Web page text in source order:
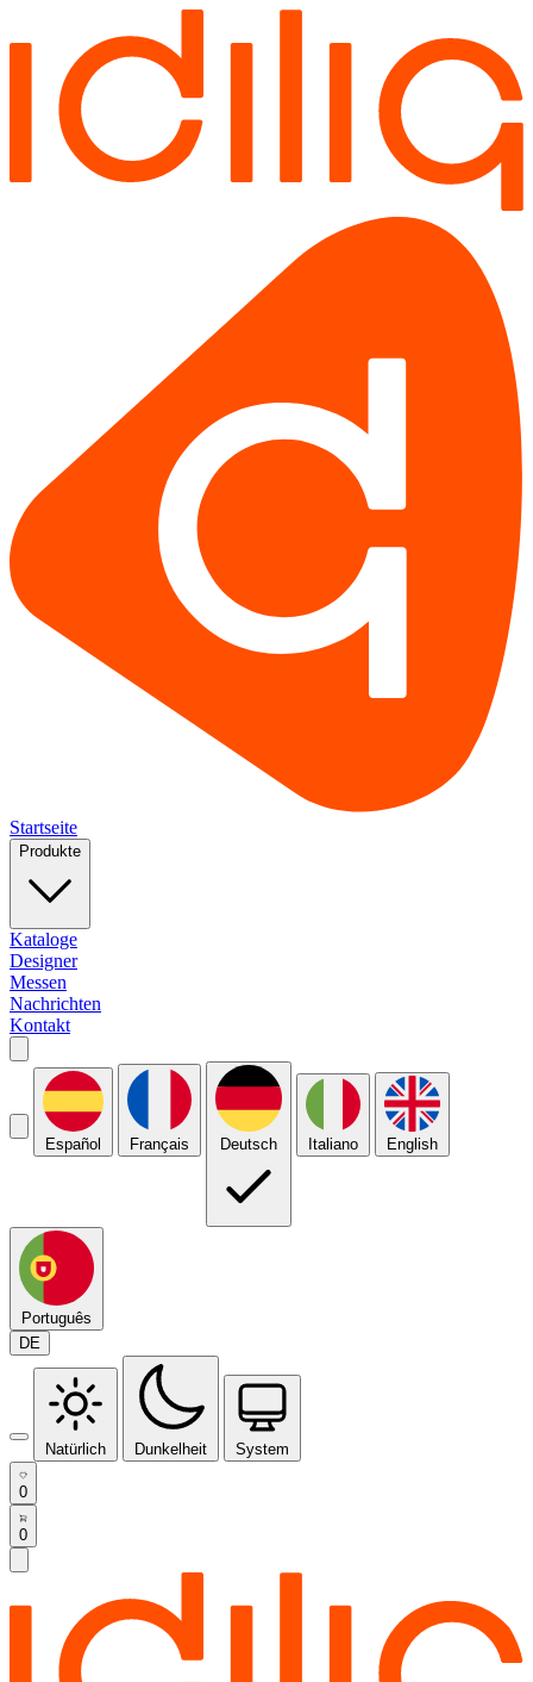
Startseite
Produkte
Kataloge
Designer
Messen
Nachrichten
Kontakt
Español Français Deutsch Italiano English
Português
DE
Natürlich Dunkelheit System
0
0